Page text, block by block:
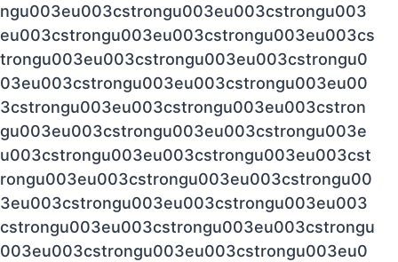
ngu003eu003cstrongu003eu003cstrongu003
eu003cstrongu003eu003cstrongu003eu003cs
trongu003eu003cstrongu003eu003cstrongu0
03eu003cstrongu003eu003cstrongu003eu00
3cstrongu003eu003cstrongu003eu003cstron
gu003eu003cstrongu003eu003cstrongu003e
u003cstrongu003eu003cstrongu003eu003cst
rongu003eu003cstrongu003eu003cstrongu00
3eu003cstrongu003eu003cstrongu003eu003
cstrongu003eu003cstrongu003eu003cstrongu
003eu003cstrongu003eu003cstrongu003eu0